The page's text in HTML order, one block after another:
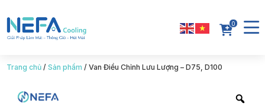
0
Trang chủ/ Sản phẩm / Van Điều Chỉnh Lưu Lượng – D75, D100